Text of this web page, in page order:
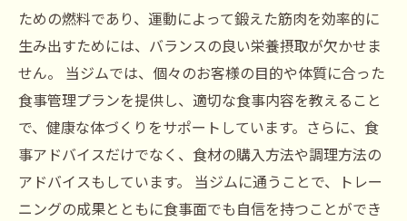
ための燃料であり、運動によって鍛えた筋肉を効率的に
生み出すためには、バランスの良い栄養摂取が欠かせま
せん。 当ジムでは、個々のお客様の目的や体質に合った
食事管理プランを提供し、適切な食事内容を教えること
で、健康な体づくりをサポートしています。さらに、食
事アドバイスだけでなく、食材の購入方法や調理方法の
アドバイスもしています。 当ジムに通うことで、トレー
ニングの成果とともに食事面でも自信を持つことができ